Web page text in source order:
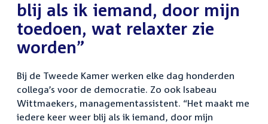
blij als ik iemand, door mijn
toedoen, wat relaxter zie
worden”
Bij de Tweede Kamer werken elke dag honderden
collega’s voor de democratie. Zo ook Isabeau
Wittmaekers, managementassistent. “Het maakt me
iedere keer weer blij als ik iemand, door mijn